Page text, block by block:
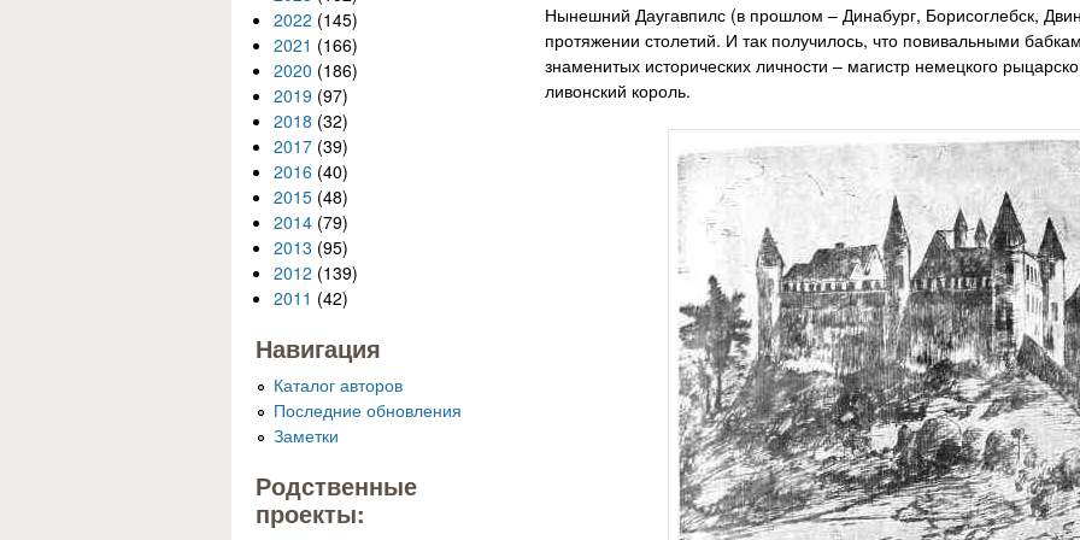
Нынешний Даугавпилс (в прошлом – Динабург, Борисоглебск,
протяжении столетий. И так получилось, что повивальными
знаменитых исторических личности – магистр немецкого
ливонский король.
2022 (145)
2021 (166)
2020 (186)
2019 (97)
2018 (32)
2017 (39)
2016 (40)
2015 (48)
2014 (79)
2013 (95)
2012 (139)
2011 (42)
Навигация
Каталог авторов
Последние обновления
Заметки
Родственные
проекты: